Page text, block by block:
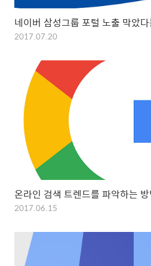
네이버 삼성그룹 포털 노출 막았
2017.07.20
온라인 검색 트렌드를 파악하는
2017.06.15